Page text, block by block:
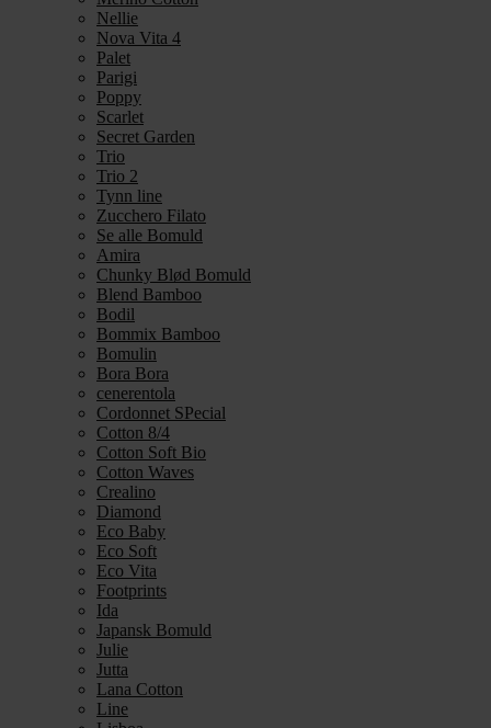
Nellie
Nova Vita 4
Palet
Parigi
Poppy
Scarlet
Secret Garden
Trio
Trio 2
Tynn line
Zucchero Filato
Se alle Bomuld
Amira
Chunky Blød Bomuld
Blend Bamboo
Bodil
Bommix Bamboo
Bomulin
Bora Bora
cenerentola
Cordonnet SPecial
Cotton 8/4
Cotton Soft Bio
Cotton Waves
Crealino
Diamond
Eco Baby
Eco Soft
Eco Vita
Footprints
Ida
Japansk Bomuld
Julie
Jutta
Lana Cotton
Line